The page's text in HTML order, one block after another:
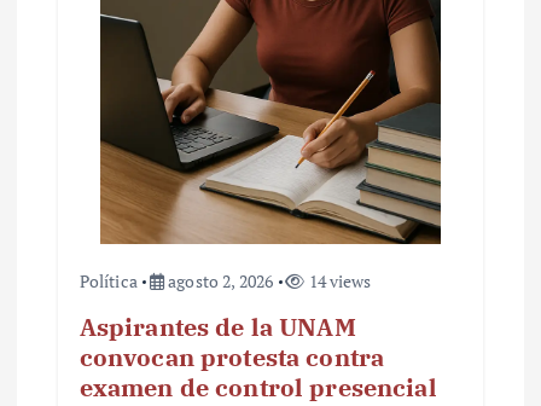
Política agosto 2, 2026 14 views
Aspirantes de la UNAM
convocan protesta contra
examen de control presencial